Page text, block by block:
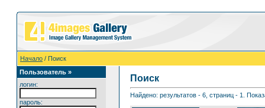
Начало / Поиск
Пользователь »
логин:
пароль:
Поиск
Найдено: результатов - 6, страниц - 1.